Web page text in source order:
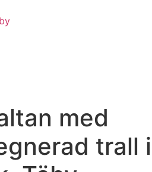
med
trall i